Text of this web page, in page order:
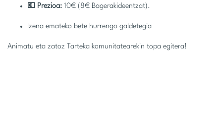
💶 Prezioa: 10€ (8€ Bagerakideentzat).
Izena emateko bete hurrengo galdetegia
Animatu eta zatoz Tarteka komunitatearekin topa egitera!